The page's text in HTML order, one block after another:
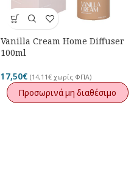
Vanilla Cream Home Diffuser
100ml
17,50€ (14,11€ χωρίς ΦΠΑ)
Προσωρινά μη διαθέσιμο